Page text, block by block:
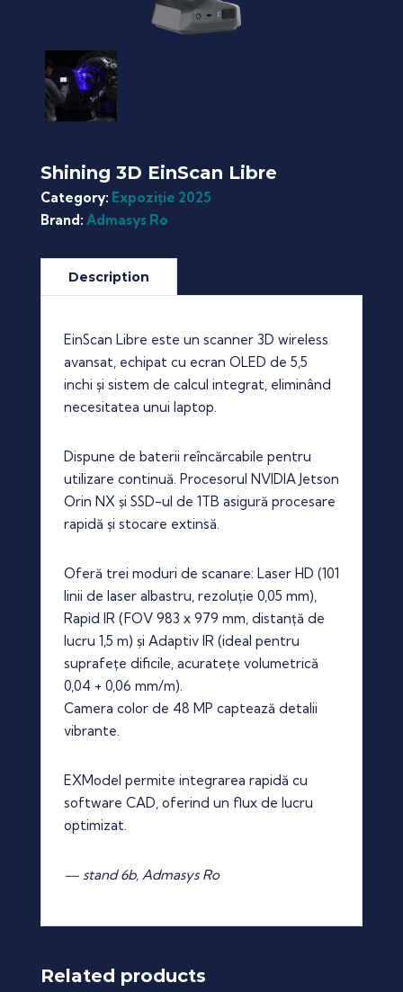
Shining 3D EinScan Libre
Category: Expoziție 2025
Brand: Admasys Ro
EinScan Libre este un scanner 3D wireless
avansat, echipat cu ecran OLED de 5,5
inchi și sistem de calcul integrat, eliminând
necesitatea unui laptop.
Dispune de baterii reîncărcabile pentru
utilizare continuă. Procesorul NVIDIA Jetson
Orin NX și SSD-ul de 1TB asigură procesare
rapidă și stocare extinsă.
Oferă trei moduri de scanare: Laser HD (101
linii de laser albastru, rezoluție 0,05 mm),
Rapid IR (FOV 983 x 979 mm, distanță de
lucru 1,5 m) și Adaptiv IR (ideal pentru
suprafețe dificile, acuratețe volumetrică
0,04 + 0,06 mm/m).
Camera color de 48 MP captează detalii
vibrante.
EXModel permite integrarea rapidă cu
software CAD, oferind un flux de lucru
optimizat.
— stand 6b, Admasys Ro
Related products